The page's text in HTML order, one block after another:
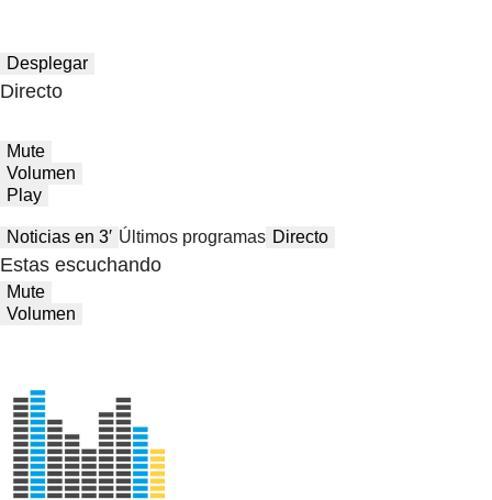
Desplegar
Directo
Mute
Volumen
Play
Noticias en 3′ Últimos programas Directo
Estas escuchando
Mute
Volumen